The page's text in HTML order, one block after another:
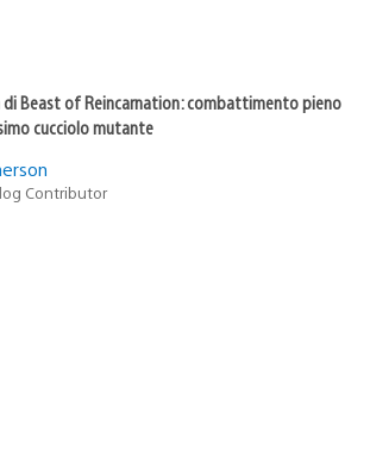
Beast of Reincarnation: combattimento pieno
cucciolo mutante
Contributor